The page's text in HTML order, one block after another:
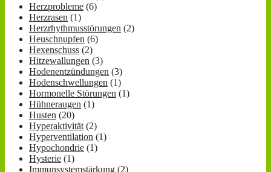
Herzprobleme (6)
Herzrasen (1)
Herzrhythmusstörungen (2)
Heuschnupfen (6)
Hexenschuss (2)
Hitzewallungen (3)
Hodenentzündungen (3)
Hodenschwellungen (1)
Hormonelle Störungen (1)
Hühneraugen (1)
Husten (20)
Hyperaktivität (2)
Hyperventilation (1)
Hypochondrie (1)
Hysterie (1)
Immunsystemstärkung (2)